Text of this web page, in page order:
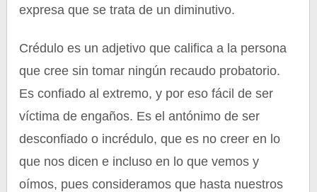
expresa que se trata de un diminutivo.
Crédulo es un adjetivo que califica a la persona
que cree sin tomar ningún recaudo probatorio.
Es confiado al extremo, y por eso fácil de ser
víctima de engaños. Es el antónimo de ser
desconfiado o incrédulo, que es no creer en lo
que nos dicen e incluso en lo que vemos y
oímos, pues consideramos que hasta nuestros